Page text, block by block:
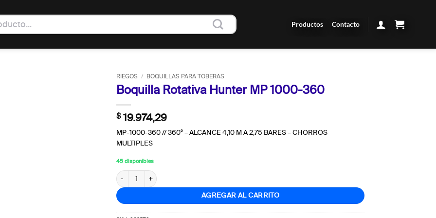
Productos Contacto
RIEGOS / BOQUILLAS PARA TOBERAS
Boquilla Rotativa Hunter MP 1000-360
$19.974,29
MP-1000-360 // 360º – ALCANCE 4,10 M A 2,75 BARES – CHORROS
MULTIPLES
45 disponibles
Boquilla Rotativa Hunter MP 1000-360 cantidad
AGREGAR AL CARRITO